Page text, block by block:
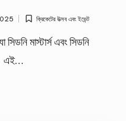
Posted
in
ক্রিকেটের উত্সব এবং ইভেন্ট
মাস্টার্স এবং সিডনি
এই…